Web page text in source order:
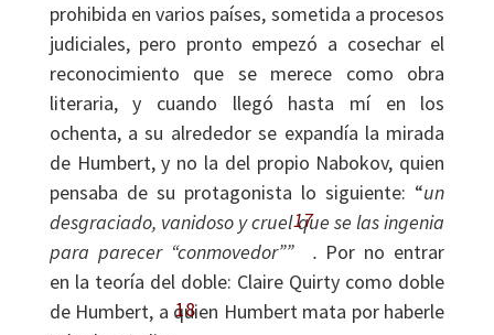
prohibida en varios países, sometida a procesos
judiciales, pero pronto empezó a cosechar el
reconocimiento que se merece como obra
literaria, y cuando llegó hasta mí en los
ochenta, a su alrededor se expandía la mirada
de Humbert, y no la del propio Nabokov, quien
pensaba de su protagonista lo siguiente: “un
desgraciado, vanidoso y cruel que se las ingenia
para parecer “conmovedor””
17
. Por no entrar
en la teoría del doble: Claire Quirty como doble
de Humbert, a quien Humbert mata por haberle
18